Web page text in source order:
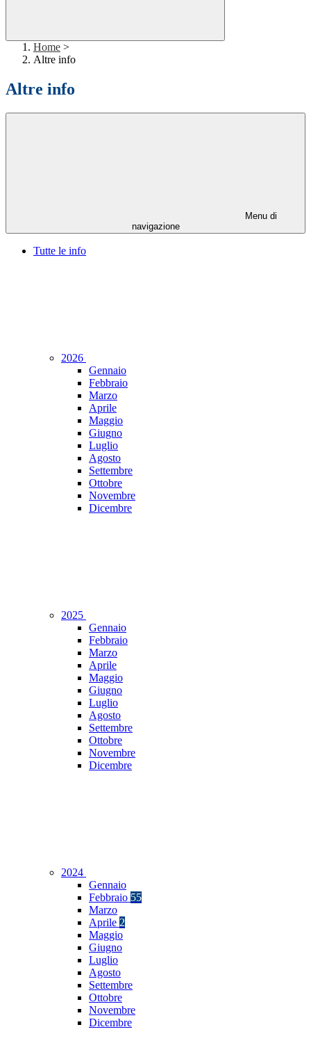
Home >
Altre info
Altre info
Menu di
navigazione
Tutte le info
2026
Gennaio
Febbraio
Marzo
Aprile
Maggio
Giugno
Luglio
Agosto
Settembre
Ottobre
Novembre
Dicembre
2025
Gennaio
Febbraio
Marzo
Aprile
Maggio
Giugno
Luglio
Agosto
Settembre
Ottobre
Novembre
Dicembre
2024
Gennaio
Febbraio 55
Marzo
Aprile 2
Maggio
Giugno
Luglio
Agosto
Settembre
Ottobre
Novembre
Dicembre